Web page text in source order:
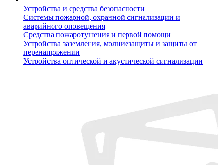
Устройства и средства безопасности
Системы пожарной, охранной сигнализации и
аварийного оповещения
Средства пожаротушения и первой помощи
Устройства заземления, молниезащиты и защиты от
перенапряжений
Устройства оптической и акустической сигнализации